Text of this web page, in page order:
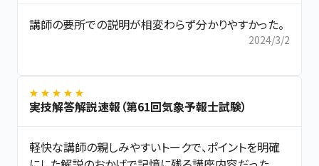
講師の要所での説明が相変わらず分かりやすかった。
2024/3/2
★ ★ ★ ★ ★
実技解答解説速報（第61回気象予報士試験）
軽快な講師の親しみやすいトークで、ポイントを明確